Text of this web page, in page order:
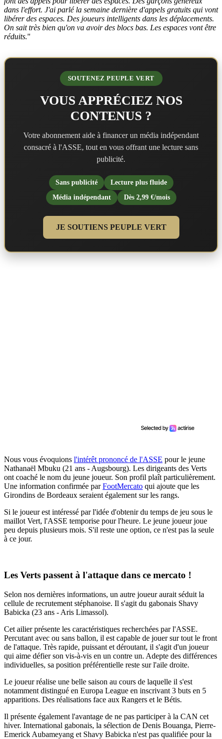
dans l'effort. J'ai parlé la semaine dernière d'appels gratuits qui vont
libérer des espaces. Des joueurs intelligents dans les déplacements.
On sait très bien qu'on va avoir des blocs bas. Les espaces vont être
réduits."
SOUTENEZ PEUPLE VERT
VOUS APPRÉCIEZ NOS
CONTENUS ?
Votre abonnement aide à financer un média indépendant
consacré à l'ASSE, tout en vous offrant une lecture sans
publicité.
Sans publicité
Lecture plus fluide
Média indépendant
Dès 2,99 €/mois
JE SOUTIENS PEUPLE VERT
Nous vous évoquions l'intérêt prononcé de l'ASSE pour le jeune
Nathanaël Mbuku (21 ans - Augsbourg). Les dirigeants des Verts
ont coaché le nom du jeune joueur. Son profil plaît particulièrement.
Une information confirmée parFootMercato qui ajoute que les
Girondins de Bordeaux seraient également sur les rangs.
Si le joueur est intéressé par l'idée d'obtenir du temps de jeu sous le
maillot Vert, l'ASSE temporise pour l'heure. Le jeune joueur joue
peu depuis plusieurs mois. S'il reste une option, ce n'est pas la seule
à ce jour.
Les Verts passent à l'attaque dans ce mercato !
Selon nos dernières informations, un autre joueur aurait séduit la
cellule de recrutement stéphanoise. Il s'agit du gabonais Shavy
Babicka (23 ans - Aris Limassol).
Cet ailier présente les caractéristiques recherchées par l'ASSE.
Percutant avec ou sans ballon, il est capable de jouer sur tout le front
de l'attaque. Très rapide, puissant et déroutant, il s'agit d'un joueur
qui aime défier son vis-à-vis en un contre un. Adepte des différences
individuelles, sa position préférentielle reste sur l'aile droite.
Le joueur réalise une belle saison au cours de laquelle il s'est
notamment distingué en Europa League en inscrivant 3 buts en 5
apparitions. Des réalisations face aux Rangers et le Bétis.
Il présente également l'avantage de ne pas participer à la CAN cet
hiver. International gabonais, la sélection de Denis Bouanga, Pierre-
Emerick Aubameyang et Shavy Babicka n'est pas qualifiée pour la